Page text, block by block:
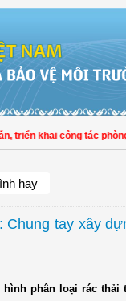
công tác phòng,
hay
Chung tay xây
hình phân loại rác